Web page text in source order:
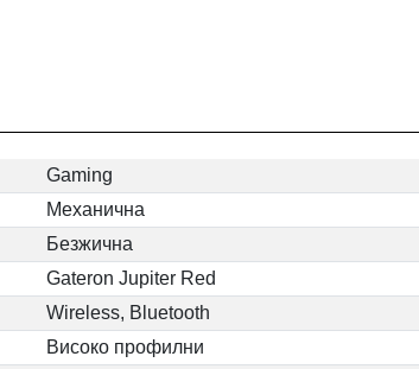
Gaming
Механична
Безжична
Gateron Jupiter Red
Wireless, Bluetooth
Високо профилни